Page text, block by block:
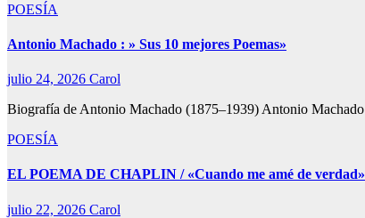
POESÍA
Antonio Machado : » Sus 10 mejores Poemas»
julio 24, 2026 Carol
Biografía de Antonio Machado (1875–1939) Antonio
POESÍA
EL POEMA DE CHAPLIN / «Cuando me amé de verdad»
julio 22, 2026 Carol